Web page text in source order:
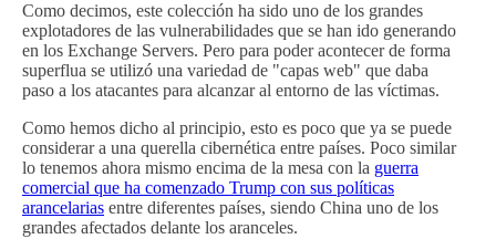
Como decimos, este colección ha sido uno de los grandes
explotadores de las vulnerabilidades que se han ido generando
en los Exchange Servers. Pero para poder acontecer de forma
superflua se utilizó una variedad de "capas web" que daba
paso a los atacantes para alcanzar al entorno de las víctimas.
Como hemos dicho al principio, esto es poco que ya se puede
considerar a una querella cibernética entre países. Poco similar
lo tenemos ahora mismo encima de la mesa con la guerra
comercial que ha comenzado Trump con sus políticas
arancelarias entre diferentes países, siendo China uno de los
grandes afectados delante los aranceles.